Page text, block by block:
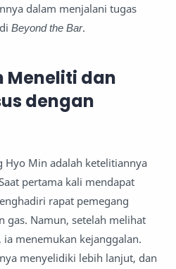
dalam menjalani tugas
Beyond the Bar.
Meneliti dan
dengan
Hyo Min adalah ketelitiannya
pertama kali mendapat
rapat pemegang
gas. Namun, setelah melihat
menemukan kejanggalan.
menyelidiki lebih lanjut, dan